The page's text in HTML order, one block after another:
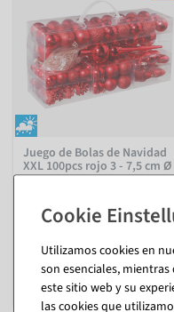
Juego de Bolas de Navidad
XXL 100pcs rojo 3 - 7,5 cm Ø
Disponible de inmediato
29,69 €
23,74 €
19,95 EUR más IVA
Utilizamos cookies en
son esenciales,
este sitio web y su
las cookies que